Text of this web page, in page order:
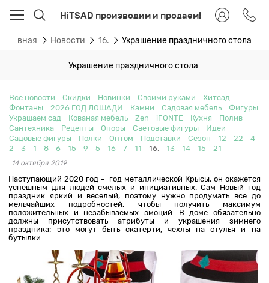
HiTSAD производим и продаем!
Главная Новости 16. Украшение праздничного стола
Украшение праздничного стола
Все новости Скидки Новинки Своими руками
Хитсад
Фонтаны
2026 ГОД ЛОШАДИ Камни Садовая мебель
Фигуры
Украшаем сад
Кованая мебель Zen iFONTE Кухня
Полив
Сантехника
Рецепты Опоры Световые фигуры
Идеи
Садовые фигуры
Полки Оптом Подставки Сезон 12 22
4
2
3 1 8 6 15 9 5 16 7 11 16. 13 14 15 21
14 октября 2019
Наступающий 2020 год - год металлической Крысы, он окажется
успешным для людей смелых и инициативных. Сам Новый год
праздник яркий и веселый, поэтому нужно продумать все до
мельчайших подробностей, чтобы получить максимум
положительных и незабываемых эмоций. В доме обязательно
должны присутствовать атрибуты и украшения зимнего
праздника: это могут быть скатерти, чехлы на стулья и на
бутылки.